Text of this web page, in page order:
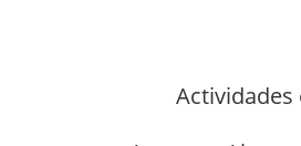
Actividades